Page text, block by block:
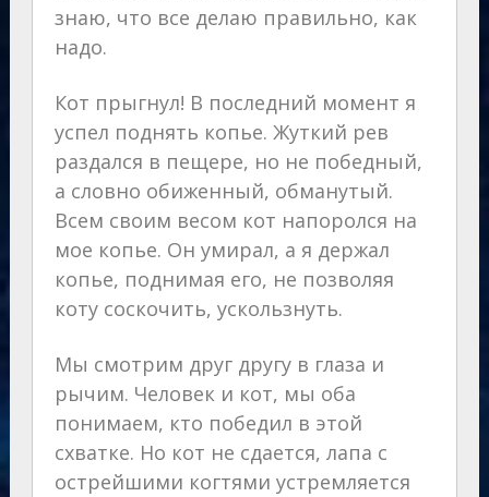
знаю, что все делаю правильно, как
надо.
Кот прыгнул! В последний момент я
успел поднять копье. Жуткий рев
раздался в пещере, но не победный,
а словно обиженный, обманутый.
Всем своим весом кот напоролся на
мое копье. Он умирал, а я держал
копье, поднимая его, не позволяя
коту соскочить, ускользнуть.
Мы смотрим друг другу в глаза и
рычим. Человек и кот, мы оба
понимаем, кто победил в этой
схватке. Но кот не сдается, лапа с
острейшими когтями устремляется